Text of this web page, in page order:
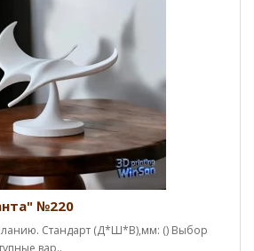
№220
Стандарт (Д*Ш*В),мм: () Выбор
вар..